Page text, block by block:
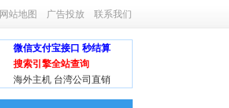
网站地图 广告投放 联系我们
微信支付宝接口 秒结算
搜索引擎全站查询
海外主机 台湾公司直销